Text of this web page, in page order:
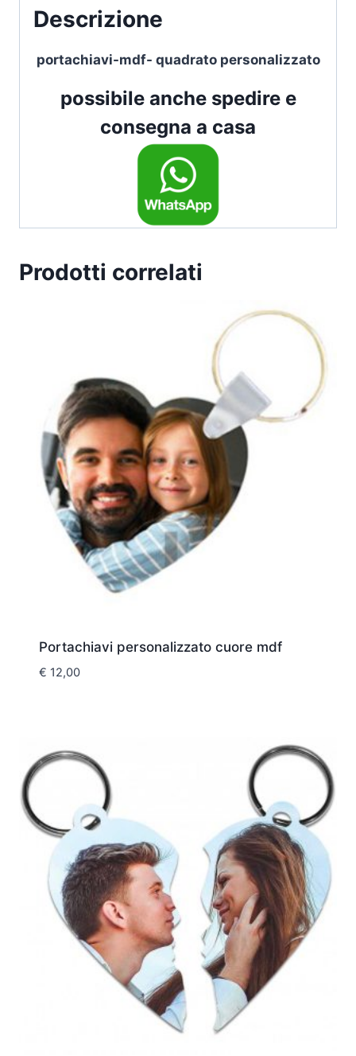
Descrizione
portachiavi-mdf- quadrato personalizzato
possibile anche spedire e
consegna a casa
Prodotti correlati
Portachiavi personalizzato cuore mdf
€ 12,00